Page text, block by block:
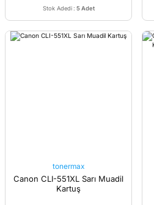
Stok Adedi : 5 Adet
tonermax
Canon CLI-551XL Sarı Muadil
Kartuş